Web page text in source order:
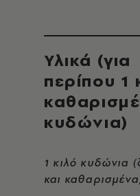
Υλικά (για
περίπου 1
κυδώνια)
1 κιλό κυδώνια
και